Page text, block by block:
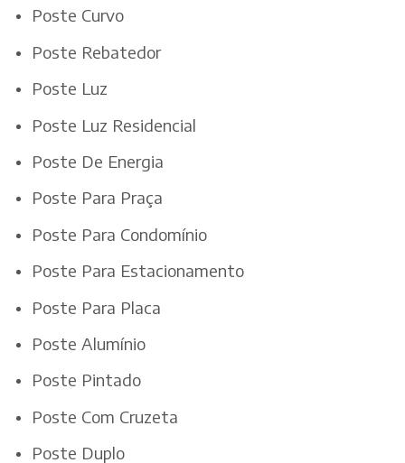
Poste Curvo
Poste Rebatedor
Poste Luz
Poste Luz Residencial
Poste De Energia
Poste Para Praça
Poste Para Condomínio
Poste Para Estacionamento
Poste Para Placa
Poste Alumínio
Poste Pintado
Poste Com Cruzeta
Poste Duplo